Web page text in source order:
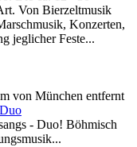
Von Bierzeltmusik
Konzerten,
jeglicher Feste...
von München entfernt
- Duo! Böhmisch